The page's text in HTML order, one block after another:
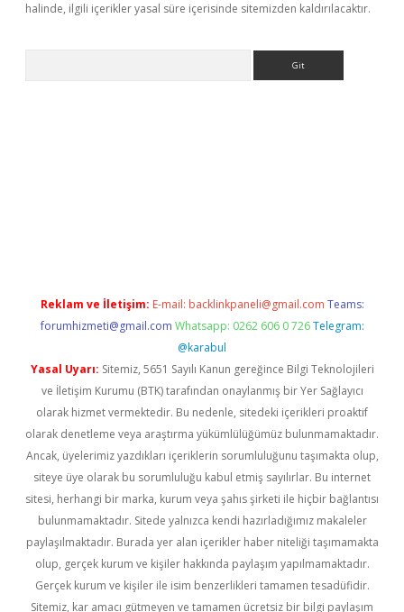
halinde, ilgili içerikler yasal süre içerisinde sitemizden kaldırılacaktır.
Reklam ve İletişim: E-mail: backlinkpaneli@gmail.com Teams:
forumhizmeti@gmail.com Whatsapp: 0262 606 0 726 Telegram:
@karabul
Yasal Uyarı: Sitemiz, 5651 Sayılı Kanun gereğince Bilgi Teknolojileri
ve İletişim Kurumu (BTK) tarafından onaylanmış bir Yer Sağlayıcı
olarak hizmet vermektedir. Bu nedenle, sitedeki içerikleri proaktif
olarak denetleme veya araştırma yükümlülüğümüz bulunmamaktadır.
Ancak, üyelerimiz yazdıkları içeriklerin sorumluluğunu taşımakta olup,
siteye üye olarak bu sorumluluğu kabul etmiş sayılırlar. Bu internet
sitesi, herhangi bir marka, kurum veya şahıs şirketi ile hiçbir bağlantısı
bulunmamaktadır. Sitede yalnızca kendi hazırladığımız makaleler
paylaşılmaktadır. Burada yer alan içerikler haber niteliği taşımamakta
olup, gerçek kurum ve kişiler hakkında paylaşım yapılmamaktadır.
Gerçek kurum ve kişiler ile isim benzerlikleri tamamen tesadüfidir.
Sitemiz, kar amacı gütmeyen ve tamamen ücretsiz bir bilgi paylaşım